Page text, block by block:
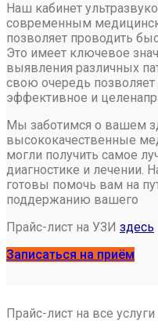
Наш кабинет
современным
позволяет проводить
Это имеет ключевое
выявления различных
свою очередь позволяет
эффективное и
Мы заботимся о вашем
высококачественные
могли получить самое
диагностике и лечении.
готовы помочь вам на
поддержанию вашего
Прайс-лист на УЗИ здесь
Записаться на приём
Прайс-лист на все